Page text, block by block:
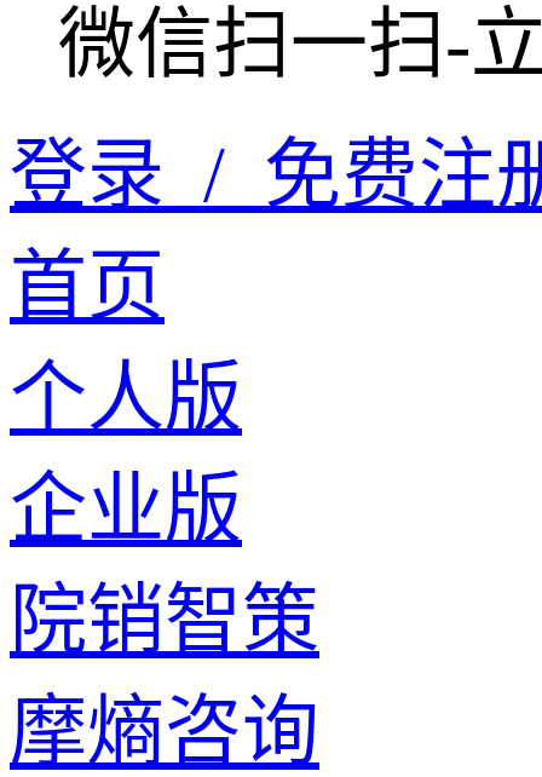
微信扫一扫-
登录 / 免费注
首页
个人版
企业版
院销智策
摩熵咨询